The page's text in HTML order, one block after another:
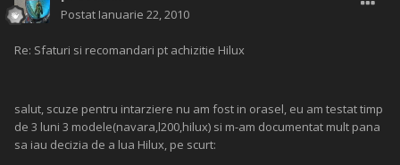
Postat Ianuarie 22, 2010
Re: Sfaturi si recomandari pt achizitie Hilux
salut, scuze pentru intarziere nu am fost in orasel, eu am testat timp
de 3 luni 3 modele(navara,l200,hilux) si m-am documentat mult pana
sa iau decizia de a lua Hilux, pe scurt: